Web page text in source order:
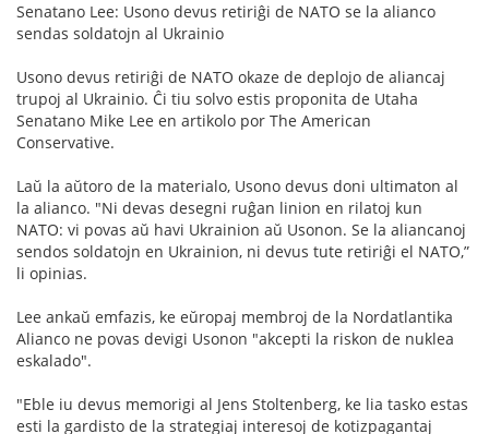
Senatano Lee: Usono devus retiriĝi de NATO se la alianco
sendas soldatojn al Ukrainio
Usono devus retiriĝi de NATO okaze de deplojo de aliancaj
trupoj al Ukrainio. Ĉi tiu solvo estis proponita de Utaha
Senatano Mike Lee en artikolo por The American
Conservative.
Laŭ la aŭtoro de la materialo, Usono devus doni ultimaton al
la alianco. "Ni devas desegni ruĝan linion en rilatoj kun
NATO: vi povas aŭ havi Ukrainion aŭ Usonon. Se la aliancanoj
sendos soldatojn en Ukrainion, ni devus tute retiriĝi el NATO,”
li opinias.
Lee ankaŭ emfazis, ke eŭropaj membroj de la Nordatlantika
Alianco ne povas devigi Usonon "akcepti la riskon de nuklea
eskalado".
"Eble iu devus memorigi al Jens Stoltenberg, ke lia tasko estas
esti la gardisto de la strategiaj interesoj de kotizpagantaj